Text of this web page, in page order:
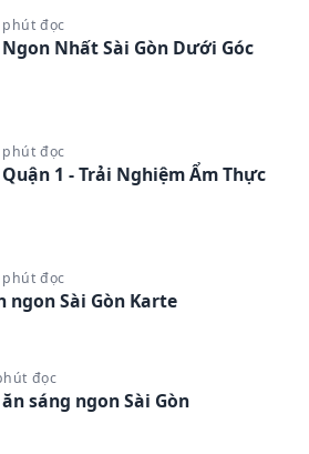
phút đọc
Nhất Sài Gòn Dưới Góc
phút đọc
1 - Trải Nghiệm Ẩm Thực
phút đọc
ngon Sài Gòn Karte
đọc
sáng ngon Sài Gòn